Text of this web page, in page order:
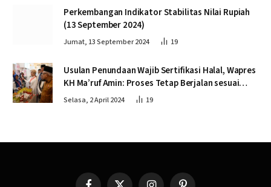
Perkembangan Indikator Stabilitas Nilai Rupiah
(13 September 2024)
Jumat, 13 September 2024 19
Usulan Penundaan Wajib Sertifikasi Halal, Wapres
KH Ma’ruf Amin: Proses Tetap Berjalan sesuai
Penahapan
Selasa, 2 April 2024 19